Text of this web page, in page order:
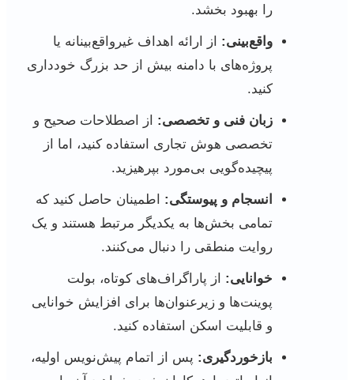
را بهبود بخشد.
واقع‌بینی: از ارائه اهداف غیرواقع‌بینانه یا
پروژه‌های با دامنه بیش از حد بزرگ خودداری
کنید.
زبان فنی و تخصصی: از اصطلاحات صحیح و
تخصصی هوش تجاری استفاده کنید، اما از
پیچیده‌گویی بی‌مورد بپرهیزید.
انسجام و پیوستگی: اطمینان حاصل کنید که
تمامی بخش‌ها به یکدیگر مرتبط هستند و یک
روایت منطقی را دنبال می‌کنند.
خوانایی: از پاراگراف‌های کوتاه، بولت
پوینت‌ها و زیرعنوان‌ها برای افزایش خوانایی
و قابلیت اسکن استفاده کنید.
بازخوردگیری: پس از اتمام پیش‌نویس اولیه،